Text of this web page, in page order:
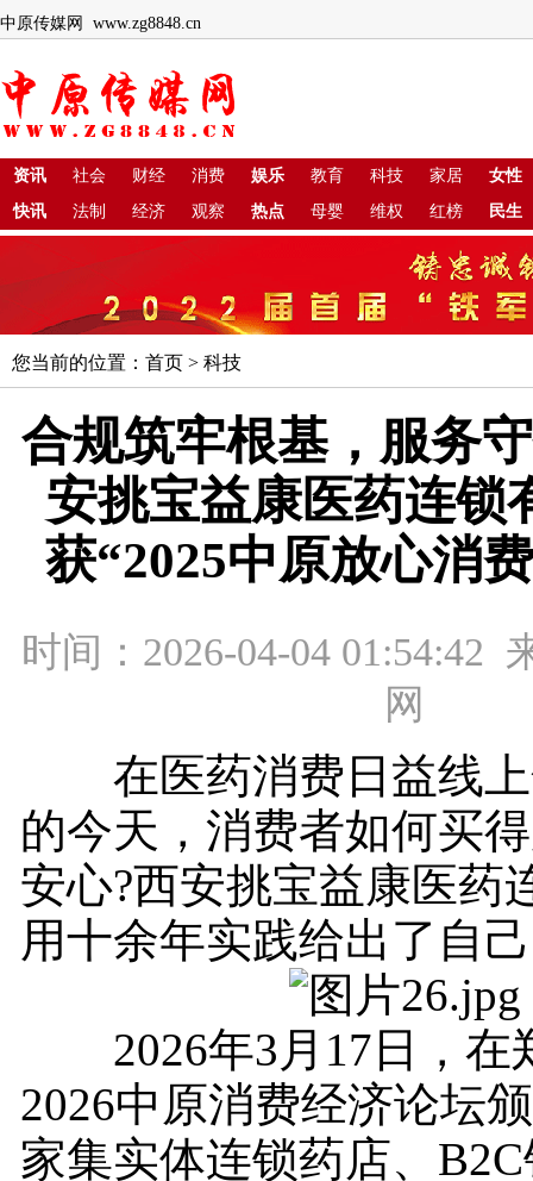
中原传媒网 www.zg8848.cn
资讯 社会 财经 消费 娱乐 教育 科技 家居
女性
快讯
法制 经济 观察 热点 母婴 维权 红榜 民生
您当前的位置： 首页 > 科技
合规筑牢根基，服务
安挑宝益康医药连锁
获“2025中原放心消
时间：2026-04-04 01:54:42
网
在医药消费日益线上
的今天，消费者如何买
安心?西安挑宝益康医药
用十余年实践给出了自
2026年3月17日，在
2026中原消费经济论坛
家集实体连锁药店、